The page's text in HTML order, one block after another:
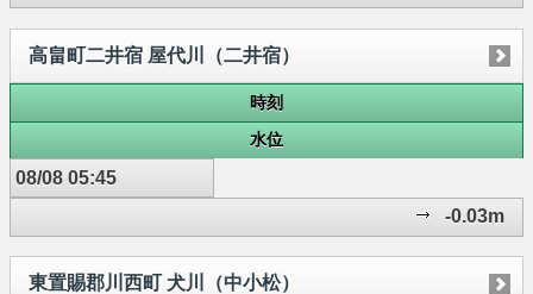
高畠町二井宿 屋代川（二井宿）
時刻
水位
08/08 05:45
-0.03m
東置賜郡川西町 犬川（中小松）